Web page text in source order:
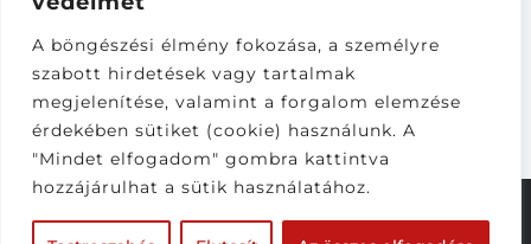
A böngészési élmény fokozása, a személyre
szabott hirdetések vagy tartalmak
megjelenítése, valamint a forgalom elemzése
érdekében sütiket (cookie) használunk. A
"Mindet elfogadom" gombra kattintva
hozzájárulhat a sütik használatához.
ELÁLLÁS
Látogatók:
282,053
© Copyright 2020 - 2026 |
jog fenntartva | Készítette a
CsabaInformatika.NET